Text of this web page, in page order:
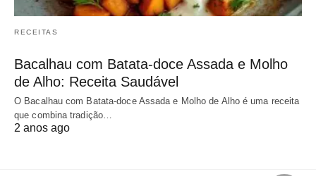
RECEITAS
Bacalhau com Batata-doce Assada e Molho
de Alho: Receita Saudável
O Bacalhau com Batata-doce Assada e Molho de Alho é uma receita
que combina tradição…
2 anos ago